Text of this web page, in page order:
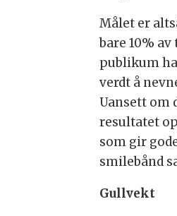
Målet er
bare 10%
publikum
verdt å
Uansett om
resultatet
som gir
smilebånd
Gullvekt